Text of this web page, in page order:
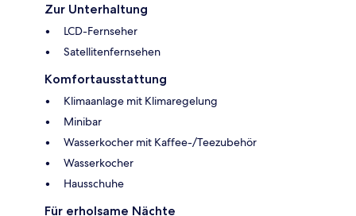
Zur Unterhaltung
LCD-Fernseher
Satellitenfernsehen
Komfortausstattung
Klimaanlage mit Klimaregelung
Minibar
Wasserkocher mit Kaffee-/Teezubehör
Wasserkocher
Hausschuhe
Für erholsame Nächte